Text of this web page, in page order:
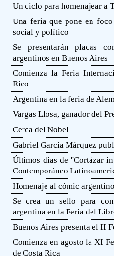
Un ciclo para homenajear a
Una feria que pone en
social y político
Se presentarán placas
argentinos en Buenos Aires
Comienza la Feria
Rico
Argentina en la feria de
Vargas Llosa, ganador del
Cerca del Nobel
Gabriel García Márquez
Últimos días de ''Cortázar
Contemporáneo
Homenaje al cómic
Se crea un sello para
argentina en la Feria del
Buenos Aires presenta el II
Comienza en agosto la XI
de Costa Rica